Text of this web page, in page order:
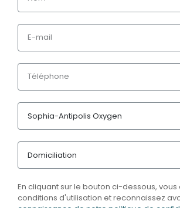
En cliquant sur le bouton ci-dessous,
conditions d'utilisation et reconnaissez